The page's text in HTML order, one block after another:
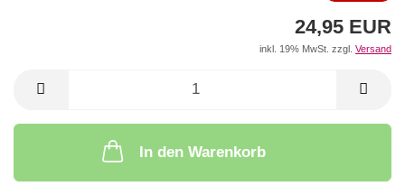
24,95 EUR
inkl. 19% MwSt. zzgl. Versand
In den Warenkorb